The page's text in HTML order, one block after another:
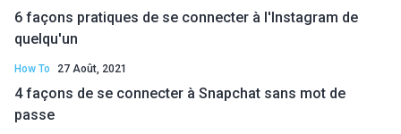
6 façons pratiques de se connecter à l'Instagram de
quelqu'un
How To 27 Août, 2021
4 façons de se connecter à Snapchat sans mot de
passe